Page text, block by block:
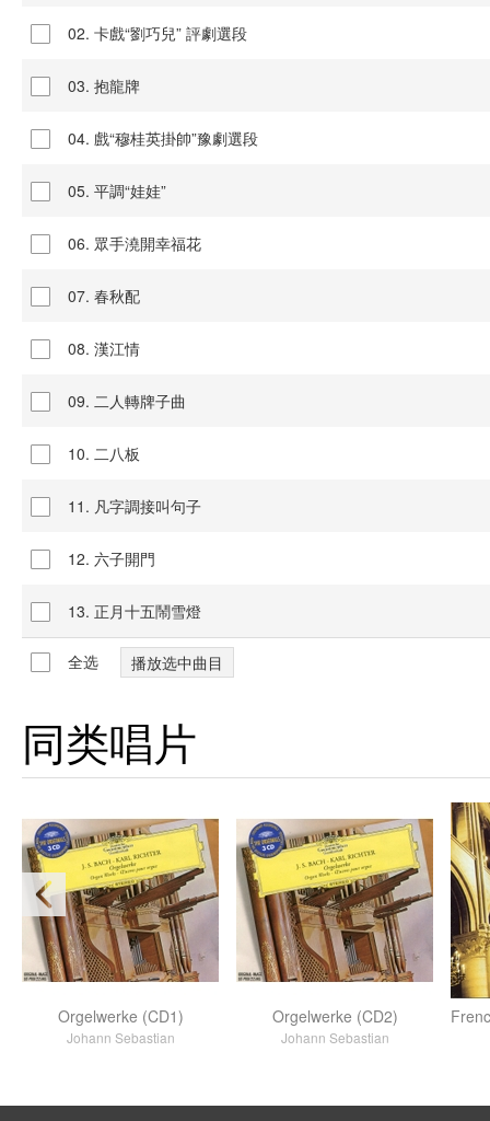
02. 卡戲“劉巧兒” 評劇選段
03. 抱龍牌
04. 戲“穆桂英掛帥”豫劇選段
05. 平調“娃娃”
06. 眾手澆開幸福花
07. 春秋配
08. 漢江情
09. 二人轉牌子曲
10. 二八板
11. 凡字調接叫句子
12. 六子開門
13. 正月十五鬧雪燈
全选
同类唱片
Orgelwerke (CD1)
Johann Sebastian
Orgelwerke (CD2)
Johann Sebastian